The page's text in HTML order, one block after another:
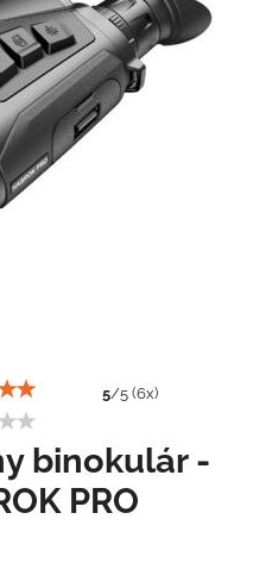
5/5 (6x)
binokulár -
PRO